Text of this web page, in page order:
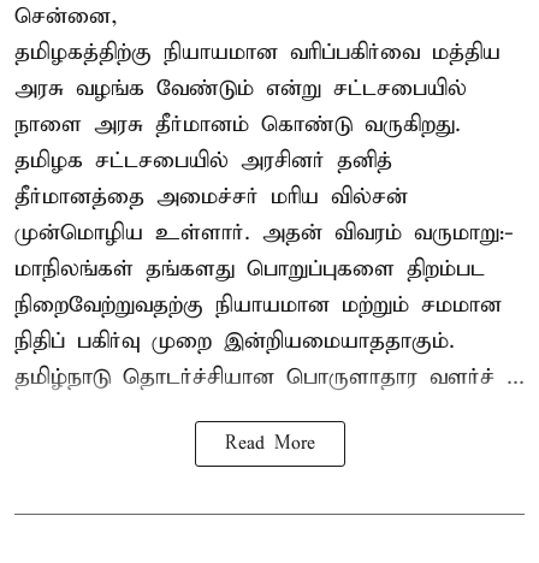
சென்னை,
தமிழகத்திற்கு நியாயமான வரிப்பகிர்வை மத்திய
அரசு வழங்க வேண்டும் என்று சட்டசபையில்
நாளை அரசு தீர்மானம் கொண்டு வருகிறது.
தமிழக சட்டசபையில் அரசினர் தனித்
தீர்மானத்தை அமைச்சர் மரிய வில்சன்
முன்மொழிய உள்ளார். அதன் விவரம் வருமாறு:-
மாநிலங்கள் தங்களது பொறுப்புகளை திறம்பட
நிறைவேற்றுவதற்கு நியாயமான மற்றும் சமமான
நிதிப் பகிர்வு முறை இன்றியமையாததாகும்.
தமிழ்நாடு தொடர்ச்சியான பொருளாதார வளர்ச் ...
Read More